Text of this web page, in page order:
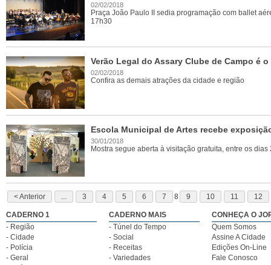
02/02/2018
Praça João Paulo II sedia programação com ballet
17h30
Verão Legal do Assary Clube de Campo é
02/02/2018
Confira as demais atrações da cidade e região
Escola Municipal de Artes recebe
30/01/2018
Mostra segue aberta à visitação gratuita, entre os
< Anterior ... 3 4 5 6 7 8 9 10 11 12
CADERNO 1
- Região
- Cidade
- Polícia
- Geral
CADERNO MAIS
- Túnel do Tempo
- Social
- Receitas
- Variedades
CONHEÇA O
Quem Somos
Assine A Cidade
Edições On-Line
Fale Conosco